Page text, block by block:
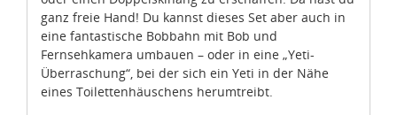
eine fantastische Bobbahn mit Bob und
Fernsehkamera umbauen – oder in eine „Yeti-
Überraschung“, bei der sich ein Yeti in der Nähe
eines Toilettenhäuschens herumtreibt.